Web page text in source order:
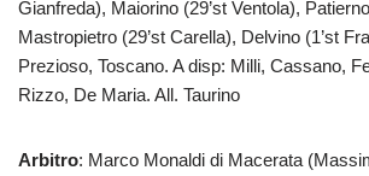
Gianfreda), Maiorino (29’st Ventola),
Mastropietro (29’st Carella), Delvino (1’st
Prezioso, Toscano. A disp: Milli, Cassano,
Rizzo, De Maria. All. Taurino
Arbitro: Marco Monaldi di Macerata